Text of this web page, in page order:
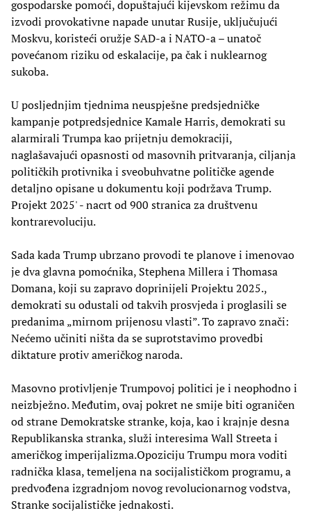
gospodarske pomoći, dopuštajući kijevskom režimu da
izvodi provokativne napade unutar Rusije, uključujući
Moskvu, koristeći oružje SAD-a i NATO-a – unatoč
povećanom riziku od eskalacije, pa čak i nuklearnog
sukoba.
U posljednjim tjednima neuspješne predsjedničke
kampanje potpredsjednice Kamale Harris, demokrati su
alarmirali Trumpa kao prijetnju demokraciji,
naglašavajući opasnosti od masovnih pritvaranja, ciljanja
političkih protivnika i sveobuhvatne političke agende
detaljno opisane u dokumentu koji podržava Trump.
Projekt 2025' - nacrt od 900 stranica za društvenu
kontrarevoluciju.
Sada kada Trump ubrzano provodi te planove i imenovao
je dva glavna pomoćnika, Stephena Millera i Thomasa
Domana, koji su zapravo doprinijeli Projektu 2025.,
demokrati su odustali od takvih prosvjeda i proglasili se
predanima „mirnom prijenosu vlasti”. To zapravo znači:
Nećemo učiniti ništa da se suprotstavimo provedbi
diktature protiv američkog naroda.
Masovno protivljenje Trumpovoj politici je i neophodno i
neizbježno. Međutim, ovaj pokret ne smije biti ograničen
od strane Demokratske stranke, koja, kao i krajnje desna
Republikanska stranka, služi interesima Wall Streeta i
američkog imperijalizma.Opoziciju Trumpu mora voditi
radnička klasa, temeljena na socijalističkom programu, a
predvođena izgradnjom novog revolucionarnog vodstva,
Stranke socijalističke jednakosti.